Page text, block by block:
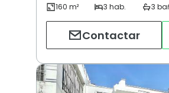
Contactar